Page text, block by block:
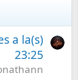
a la(s)
23:25